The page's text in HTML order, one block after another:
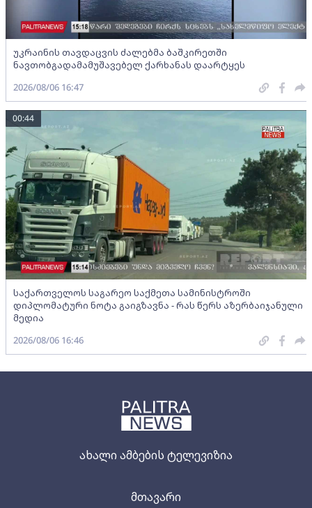
ახალი ამბების ტელევიზია
მთავარი
უკრაინის თავდაცვის ძალებმა ბაშკირეთში
ნავთობგადამამუშავებელ ქარხანას დაარტყეს
2026/08/06 16:47
საქართველოს საგარეო საქმეთა სამინისტროში
დიპლომატური ნოტა გაიგზავნა - რას წერს აზერბაიჯანული
მედია
00:44
2026/08/06 16:46